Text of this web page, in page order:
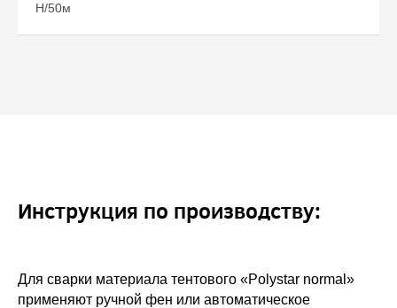
Н/50м
Инструкция по производству:
Для сварки материала тентового «Polystar normal»
применяют ручной фен или автоматическое